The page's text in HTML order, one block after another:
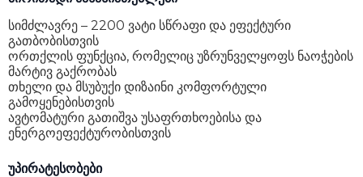
სიმძლავრე – 2200 ვატი სწრაფი და ეფექტური
გათბობისთვის
ორთქლის ფუნქცია, რომელიც უზრუნველყოფს ნაოჭების
მარტივ გაქრობას
თხელი და მსუბუქი დიზაინი კომფორტული
გამოყენებისთვის
ავტომატური გათიშვა უსაფრთხოებისა და
ენერგოეფექტურობისთვის
უპირატესობები